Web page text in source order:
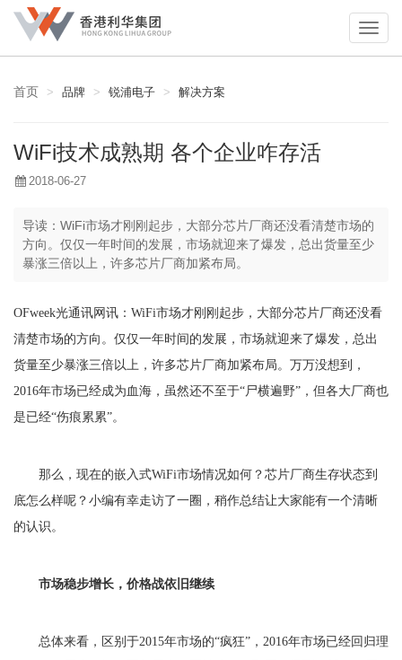
首页 品牌 锐浦电子 解决方案
WiFi技术成熟期 各个企业咋存活
2018-06-27
导读： WiFi市场才刚刚起步，大部分芯片厂商还没看清楚市场的
方向。仅仅一年时间的发展，市场就迎来了爆发，总出货量至少
暴涨三倍以上，许多芯片厂商加紧布局。
OFweek光通讯网讯：WiFi市场才刚刚起步，大部分芯片厂商还没看
清楚市场的方向。仅仅一年时间的发展，市场就迎来了爆发，总出
货量至少暴涨三倍以上，许多芯片厂商加紧布局。万万没想到，
2016年市场已经成为血海，虽然还不至于“尸横遍野”，但各大厂商也
是已经“伤痕累累”。
那么，现在的嵌入式WiFi市场情况如何？芯片厂商生存状态到
底怎么样呢？小编有幸走访了一圈，稍作总结让大家能有一个清晰
的认识。
市场稳步增长，价格战依旧继续
总体来看，区别于2015年市场的“疯狂”，2016年市场已经回归理